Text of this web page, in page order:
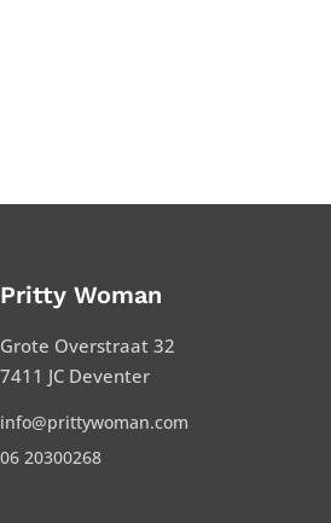
Pritty Woman
Grote Overstraat 32
7411 JC Deventer
info@prittywoman.com
06 20300268